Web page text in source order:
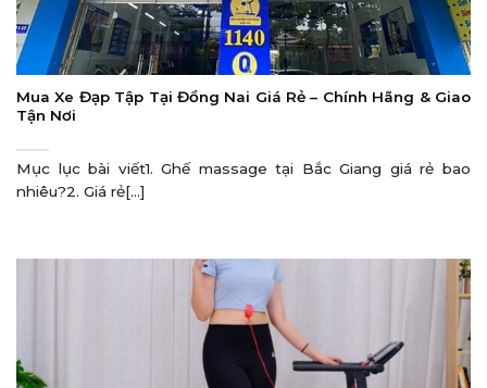
Mua Xe Đạp Tập Tại Đồng Nai Giá Rẻ – Chính Hãng & Giao
Tận Nơi
Mục lục bài viết1. Ghế massage tại Bắc Giang giá rẻ bao
nhiêu?2. Giá rẻ[...]